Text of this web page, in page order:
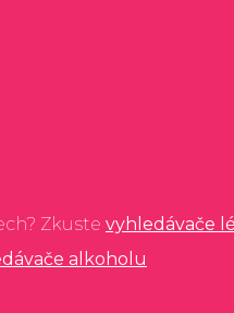
Zkuste vyhledávače
alkoholu